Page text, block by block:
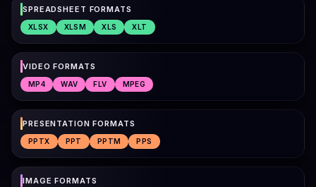
SPREADSHEET FORMATS
XLSX XLSM XLS XLT
VIDEO FORMATS
MP4 WAV FLV MPEG
PRESENTATION FORMATS
PPTX PPT PPTM PPS
IMAGE FORMATS